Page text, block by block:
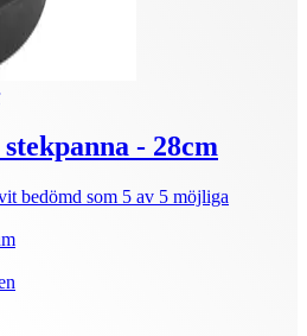
- 28cm
bedömd som 5 av 5 möjliga